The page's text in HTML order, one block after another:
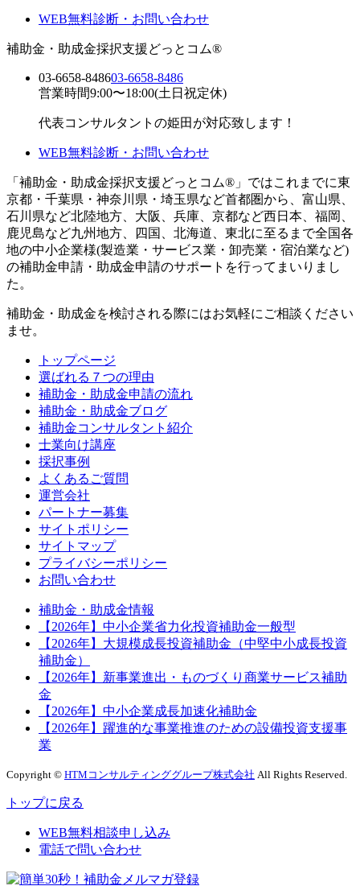
WEB無料診断・お問い合わせ
補助金・助成金採択支援どっとコム®
03-6658-848603-6658-8486
営業時間9:00〜18:00(土日祝定休)
代表コンサルタントの姫田が対応致します！
WEB無料診断・お問い合わせ
「補助金・助成金採択支援どっとコム®」ではこれまでに東
京都・千葉県・神奈川県・埼玉県など首都圏から、富山県、
石川県など北陸地方、大阪、兵庫、京都など西日本、福岡、
鹿児島など九州地方、四国、北海道、東北に至るまで全国各
地の中小企業様(製造業・サービス業・卸売業・宿泊業など)
の補助金申請・助成金申請のサポートを行ってまいりまし
た。
補助金・助成金を検討される際にはお気軽にご相談ください
ませ。
トップページ
選ばれる７つの理由
補助金・助成金申請の流れ
補助金・助成金ブログ
補助金コンサルタント紹介
士業向け講座
採択事例
よくあるご質問
運営会社
パートナー募集
サイトポリシー
サイトマップ
プライバシーポリシー
お問い合わせ
補助金・助成金情報
【2026年】中小企業省力化投資補助金一般型
【2026年】大規模成長投資補助金（中堅中小成長投資
補助金）
【2026年】新事業進出・ものづくり商業サービス補助
金
【2026年】中小企業成長加速化補助金
【2026年】躍進的な事業推進のための設備投資支援事
業
Copyright © HTMコンサルティンググループ株式会社 All Rights Reserved.
トップに戻る
WEB無料相談申し込み
電話で問い合わせ